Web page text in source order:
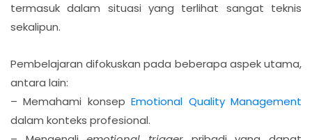
termasuk dalam situasi yang terlihat sangat teknis
sekalipun.
Pembelajaran difokuskan pada beberapa aspek utama,
antara lain:
– Memahami konsepEmotional Quality Management
dalam konteks profesional.